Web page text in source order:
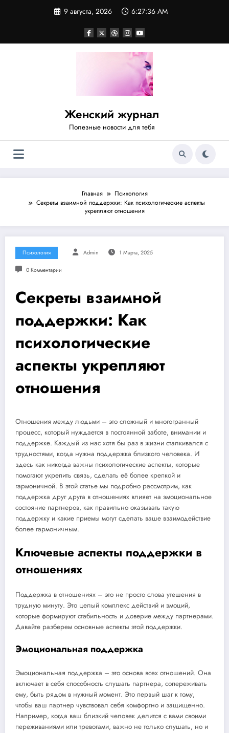
9 августа, 2026 6:27:37 AM
Женский журнал
Полезные новости для тебя
Главная
Психология
Секреты взаимной поддержки: Как психологические аспекты
укрепляют отношения
Психология Admin 1 Марта, 2025
0 Комментарии
Секреты взаимной
поддержки: Как
психологические
аспекты укрепляют
отношения
Отношения между людьми – это сложный и многогранный
процесс, который нуждается в постоянной заботе, внимании и
поддержке. Каждый из нас хотя бы раз в жизни сталкивался с
трудностями, когда нужна поддержка близкого человека. И
здесь как никогда важны психологические аспекты, которые
помогают укрепить связь, сделать её более крепкой и
гармоничной. В этой статье мы подробно рассмотрим, как
поддержка друг друга в отношениях влияет на эмоциональное
состояние партнеров, как правильно оказывать такую
поддержку и какие приемы могут сделать ваше взаимодействие
более гармоничным.
Ключевые аспекты поддержки в
отношениях
Поддержка в отношениях – это не просто слова утешения в
трудную минуту. Это целый комплекс действий и эмоций,
которые формируют стабильность и доверие между партнерами.
Давайте разберем основные аспекты этой поддержки.
Эмоциональная поддержка
Эмоциональная поддержка – это основа всех отношений. Она
включает в себя способность слушать партнера, сопереживать
ему, быть рядом в нужный момент. Это первый шаг к тому,
чтобы ваш партнер чувствовал себя комфортно и защищенно.
Например, когда ваш близкий человек делится с вами своими
переживаниями или тревогами, важно не только слушать, но и